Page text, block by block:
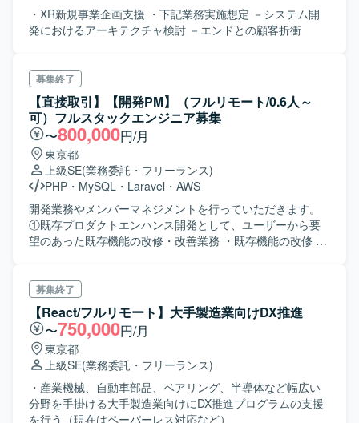
・XR新規事業企画支援 ・下記業務実施想定 －システム開
発におけるアーキテクチャ検討 －エンドとの顧客折衝
募集終了
【直接取引】【開発PM】（フルリモート/0.6人～
可）フルスタックエンジニア募集
〜800,000円/月
東京都
上級SE(業務委託・フリーランス)
PHP ・ MySQL ・ Laravel ・ AWS
開発業務やメンバーマネジメントを行っていただきます。
①既存プロダクトエンハンス開発として、ユーザーから要
望のあった既存機能の改修・改善業務 ・既存機能の改修 ・
・新プロダクトに関するビジネスサイドとの要件すり合わ
せ ・新プロダクトの開発 ・インターン生の開発進捗管理
（慣れてきたら） ・外部の開発業者とのやり取り（慣れて
きたら） ※お願いする開発案件は原則、フロントエンド、バ
ックエンド、データベース操作をセットで担当していただ
きます。 ※当面は上記の内1～2つの関与、キャッチアップ
が進むにつれて幅を広げていきます。
募集終了
【React/フルリモート】大手製造業向けDX推進
〜750,000円/月
東京都
上級SE(業務委託・フリーランス)
・産業機械、自動車部品、ベアリング、半導体など幅広い
分野を手掛ける大手製造業向けにDX推進プログラムの支援
を行う（現在はペーパーレス対応など）